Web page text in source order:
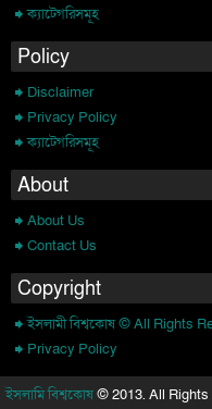
ক্যাটেগরিসমূহ
Policy
Disclaimer
Privacy Policy
ক্যাটেগরিসমূহ
About
About Us
Contact Us
Copyright
ইসলামী বিশ্বকোষ © All Rights
Privacy Policy
ইসলামি বিশ্বকোষ© 2013. All Rights